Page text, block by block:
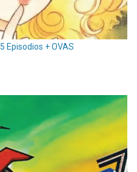
Episodios + OVAS